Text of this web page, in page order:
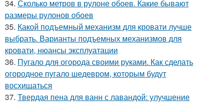
34. Сколько метров в рулоне обоев. Какие бывают
размеры рулонов обоев
35. Какой подъемный механизм для кровати лучше
выбрать. Варианты подъемных механизмов для
кровати, нюансы эксплуатации
36. Пугало для огорода своими руками. Как сделать
огородное пугало шедевром, которым будут
восхищаться
37. Твердая пена для ванн с лавандой: улучшение